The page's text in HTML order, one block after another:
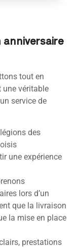
tout en
véritable
service de
des
une expérience
lors d’un
que la livraison
la mise en place
prestations